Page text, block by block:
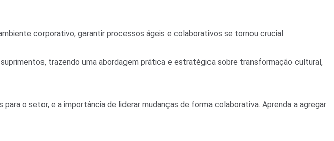
corporativo, garantir processos ágeis e colaborativos se tornou crucial.
trazendo uma abordagem prática e estratégica sobre transformação cultural,
o setor, e a importância de liderar mudanças de forma colaborativa. Aprenda a agregar